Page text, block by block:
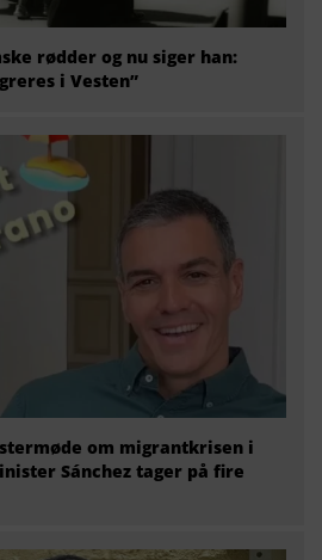
rødder og nu siger han:
i Vesten”
om migrantkrisen i
Sánchez tager på fire